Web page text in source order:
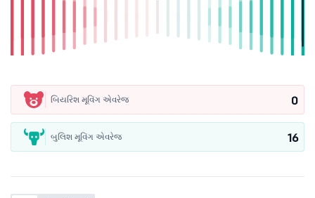
બિયરિશ મૂવિંગ એવરેજ 0
બુલિશ મૂવિંગ એવરેજ 16